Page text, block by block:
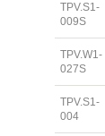
TPV.S1-
009S
TPV.W1-
027S
TPV.S1-
004